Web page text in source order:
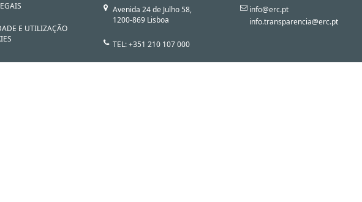
E UTILIZAÇÃO
Avenida 24 de Julho 58,
1200-869 Lisboa
TEL: +351 210 107 000
info@erc.pt
info.transparencia@erc.pt